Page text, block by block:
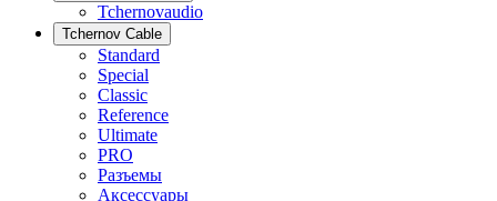
Tchernovaudio
Tchernov Cable
Standard
Special
Classic
Reference
Ultimate
PRO
Разъемы
Аксессуары